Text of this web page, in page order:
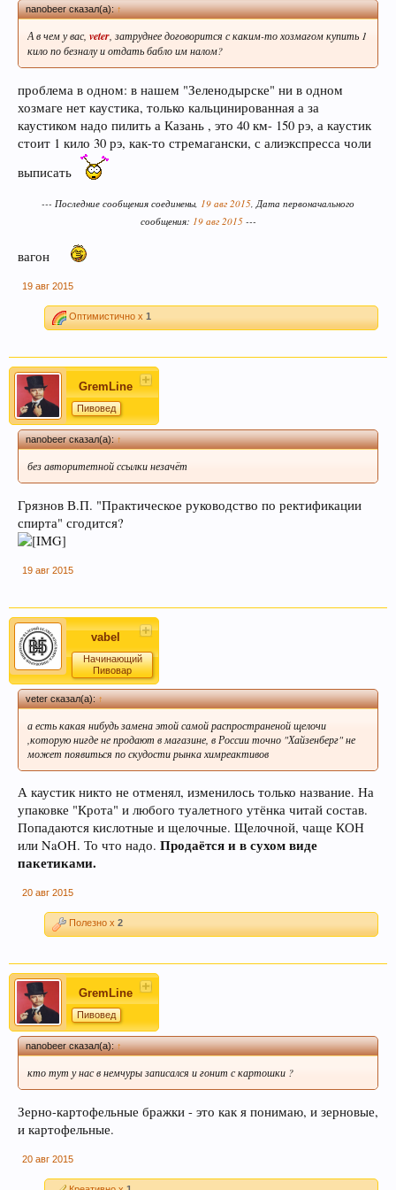
любит ли мужчина напитки этой марки, и даже
при отсутствии алкоголя.
Пиво богато антиоксидантами, которые
состоит. Эти антиоксиданты предотвратят рак.
Пиво содержит витамин В, который помогает
нам поддерживать здоровую кожу, нужный
мышечный тонус, борется с заболеваниями
сердечно-сосудистой и иммунной системы.
Кофе оказывает воздействие на
преждевременное старение человека и
способствует развитию онкозаболеваний. Пиво
же наоборот защищает ДНК.
Пиво может оказать положительное действие
при сердечно-сосудистых заболеваниях и
служить средством их профилактики
форума обратится с конкретным вопросом -
просьба уточнить в чате этот момент, Вам
будут предложены подходящие разделы, в
которых Вы сможете задать свой вопрос, либо
Как сравнивали?
-По вкусу, по цвету, по запаху? Или по утренним
ощущениям?
- А может химанализ делали?
да мне на тот химанализ с колокольни делать охота, если
у меня с утра башка разламывается и гремит как
колокол этой колокольни. Я так полагаю что ни у одного
магазинного "пойла" нет отрицательного химанализа
nanobeer сказал(а):↑
А в чем у вас, veter , затруднее договорится с каким-то хозмагом купить 1
кило по безналу и отдать бабло им налом?
проблема в одном: в нашем "Зеленодырске" ни в одном
хозмаге нет каустика, только кальцинированная а за
каустиком надо пилить а Казань , это 40 км- 150 рэ, а каустик
стоит 1 кило 30 рэ, как-то стремагански, с алиэкспресса чоли
выписать
--- Последние сообщения соединены, 19 авг 2015, Дата первоначального
сообщения: 19 авг 2015---
вагон
19 авг 2015
Оптимистично x 1
GremLine
Пивовед
nanobeer сказал(а):↑
без авторитетной ссылки незачёт
Грязнов В.П. "Практическое руководство по ректификации
спирта" сгодится?
19 авг 2015
vabel
Начинающий
Пивовар
veter сказал(а):↑
а есть какая нибудь замена этой самой распространеной щелочи
,которую нигде не продают в магазине, в России точно "Хайзенберг" не
может появиться по скудости рынка химреактивов
А каустик никто не отменял, изменилось только название. На
упаковке "Крота" и любого туалетного утёнка читай состав.
Попадаются кислотные и щелочные. Щелочной, чаще КОН
или NaOH. То что надо. Продаётся и в сухом виде
пакетиками.
20 авг 2015
Полезно x 2
GremLine
Пивовед
nanobeer сказал(а):↑
кто тут у нас в немчуры записался и гонит с картошки ?
Зерно-картофельные бражки - это как я понимаю, и зерновые,
и картофельные.
20 авг 2015